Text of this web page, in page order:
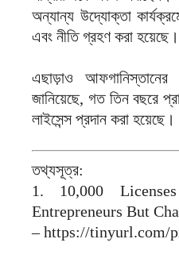
অন্যান্য উদ্যোক্তা
এবং নীতি গ্রহণ করা
এছাড়াও আফগানিস্তানের
জানিয়েছে, গত তিন বছরে
লাইসেন্স প্রদান করা হয়েছে।
তথ্যসূত্র:
1. 10,000
Entrepreneurs But
– https://tinyurl.com/